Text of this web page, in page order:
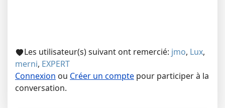
Les utilisateur(s) suivant ont remercié: jmo, Lux,
merni, EXPERT
Connexion ou Créer un compte pour participer à la
conversation.